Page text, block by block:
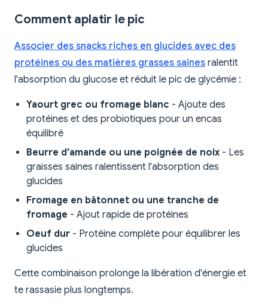
Comment aplatir le pic
Associer des snacks riches en glucides avec des
protéines ou des matières grasses saines ralentit
l'absorption du glucose et réduit le pic de glycémie :
Yaourt grec ou fromage blanc - Ajoute des
protéines et des probiotiques pour un encas
équilibré
Beurre d'amande ou une poignée de noix - Les
graisses saines ralentissent l'absorption des
glucides
Fromage en bâtonnet ou une tranche de
fromage - Ajout rapide de protéines
Oeuf dur - Protéine complète pour équilibrer les
glucides
Cette combinaison prolonge la libération d'énergie et
te rassasie plus longtemps.